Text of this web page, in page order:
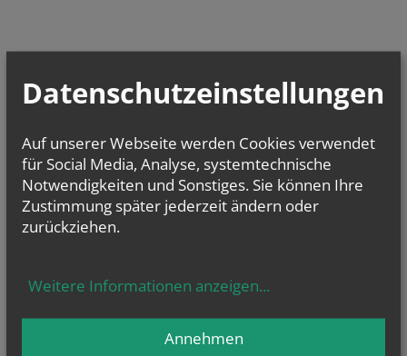
Datenschutzeinstellungen
Auf unserer Webseite werden Cookies verwendet
für Social Media, Analyse, systemtechnische
Notwendigkeiten und Sonstiges. Sie können Ihre
Zustimmung später jederzeit ändern oder
zurückziehen.
Weitere Informationen anzeigen...
Annehmen